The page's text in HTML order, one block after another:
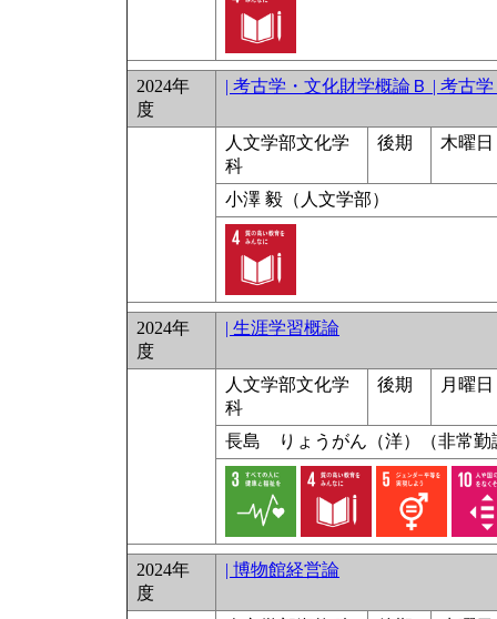
2024年
度
| 考古学・文化財学概論Ｂ | 考古
人文学部文化学
科
後期 木曜日
小澤 毅（人文学部）
2024年
度
| 生涯学習概論
人文学部文化学
科
後期 月曜
長島 りょうがん（洋）（非常勤
2024年
度
| 博物館経営論